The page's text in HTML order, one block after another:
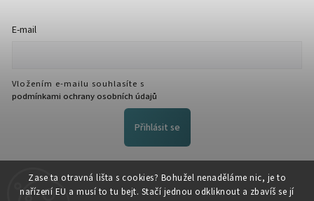
Zase ta otravná lišta s cookies? Bohužel nenaděláme nic, je to
nařízení EU a musí to tu bejt. Stačí jednou odkliknout a zbavíš se jí
E-mail
Vložením e-mailu souhlasíte s
podmínkami ochrany osobních údajů
Přihlásit se
FACEBOOK